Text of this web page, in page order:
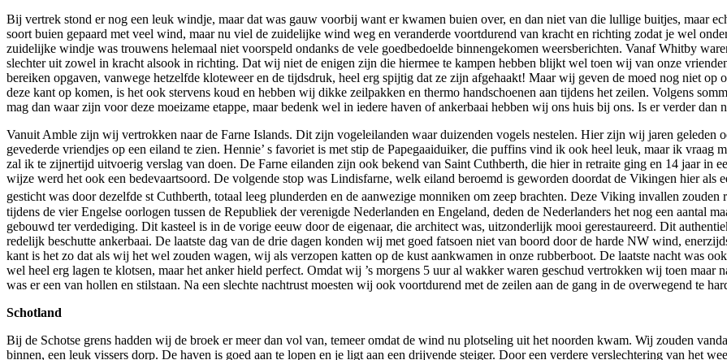
Bij vertrek stond er nog een leuk windje, maar dat was gauw voorbij want er kwamen buien over, en dan niet van die lullige buitjes, maar
soort buien gepaard met veel wind, maar nu viel de zuidelijke wind weg en veranderde voortdurend van kracht en richting zodat je wel
zuidelijke windje was trouwens helemaal niet voorspeld ondanks de vele goedbedoelde binnengekomen weersberichten. Vanaf Whitby
slechter uit zowel in kracht alsook in richting. Dat wij niet de enigen zijn die hiermee te kampen hebben blijkt wel toen wij van onze
bereiken opgaven, vanwege hetzelfde kloteweer en de tijdsdruk, heel erg spijtig dat ze zijn afgehaakt! Maar wij geven de moed nog niet op
deze kant op komen, is het ook stervens koud en hebben wij dikke zeilpakken en thermo handschoenen aan tijdens het zeilen. Volgens
mag dan waar zijn voor deze moeizame etappe, maar bedenk wel in iedere haven of ankerbaai hebben wij ons huis bij ons. Is er verder
Vanuit Amble zijn wij vertrokken naar de Farne Islands. Dit zijn vogeleilanden waar duizenden vogels nestelen. Hier zijn wij jaren geleden
gevederde vriendjes op een eiland te zien. Hennie’ s favoriet is met stip de Papegaaiduiker, die puffins vind ik ook heel leuk, maar ik vraag
zal ik te zijnertijd uitvoerig verslag van doen. De Farne eilanden zijn ook bekend van Saint Cuthberth, die hier in retraite ging en 14 jaar in
wijze werd het ook een bedevaartsoord. De volgende stop was Lindisfarne, welk eiland beroemd is geworden doordat de Vikingen hier als
gesticht was door dezelfde st Cuthberth, totaal leeg plunderden en de aanwezige monniken om zeep brachten. Deze Viking invallen
tijdens de vier Engelse oorlogen tussen de Republiek der verenigde Nederlanden en Engeland, deden de Nederlanders het nog een aantal
gebouwd ter verdediging. Dit kasteel is in de vorige eeuw door de eigenaar, die architect was, uitzonderlijk mooi gerestaureerd. Dit
redelijk beschutte ankerbaai. De laatste dag van de drie dagen konden wij met goed fatsoen niet van boord door de harde NW wind,
kant is het zo dat als wij het wel zouden wagen, wij als verzopen katten op de kust aankwamen in onze rubberboot. De laatste nacht was
wel heel erg lagen te klotsen, maar het anker hield perfect. Omdat wij ’s morgens 5 uur al wakker waren geschud vertrokken wij toen maar
was er een van hollen en stilstaan. Na een slechte nachtrust moesten wij ook voortdurend met de zeilen aan de gang in de overwegend te
Schotland
Bij de Schotse grens hadden wij de broek er meer dan vol van, temeer omdat de wind nu plotseling uit het noorden kwam. Wij zouden
binnen, een leuk vissers dorp. De haven is goed aan te lopen en je ligt aan een drijvende steiger. Door een verdere verslechtering van het